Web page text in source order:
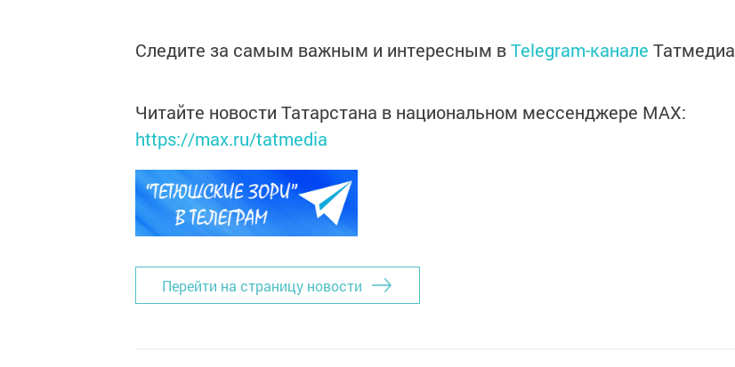
Следите за самым важным и интересным вTelegram-канале Татмедиа
Читайте новости Татарстана в национальном мессенджере MАХ:
https://max.ru/tatmedia
Перейти на страницу новости